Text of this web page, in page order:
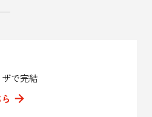
で完結